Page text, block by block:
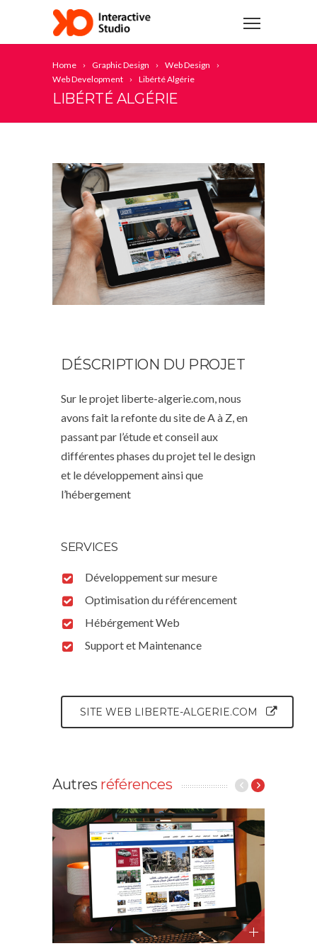
Home Graphic Design
Web Design
Web Development
Libérté Algérie
LIBÉRTÉ ALGÉRIE
DÉSCRIPTION DU PROJET
Sur le projet liberte-algerie.com, nous
avons fait la refonte du site de A à Z, en
passant par l’étude et conseil aux
différentes phases du projet tel le design
et le développement ainsi que
l’hébergement
SERVICES
Développement sur mesure
Optimisation du référencement
Hébérgement Web
Support et Maintenance
SITE WEB LIBERTE-ALGERIE.COM
Autres références